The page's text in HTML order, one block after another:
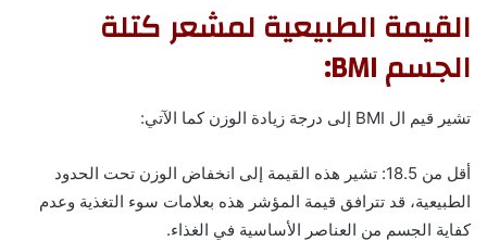
القيمة الطبيعية لمشعر كتلة
الجسم BMI:
تشير قيم ال BMI إلى درجة زيادة الوزن كما الآتي:
أقل من 18.5: تشير هذه القيمة إلى انخفاض الوزن تحت الحدود
الطبيعية، قد تترافق قيمة المؤشر هذه بعلامات سوء التغذية وعدم
كفاية الجسم من العناصر الأساسية في الغذاء.